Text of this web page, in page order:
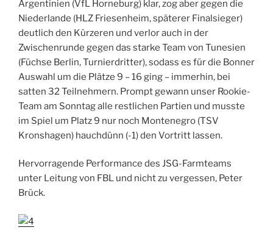
Argentinien (VfL Horneburg) klar, zog aber gegen die
Niederlande (HLZ Friesenheim, späterer Finalsieger)
deutlich den Kürzeren und verlor auch in der
Zwischenrunde gegen das starke Team von Tunesien
(Füchse Berlin, Turnierdritter), sodass es für die Bonner
Auswahl um die Plätze 9 – 16 ging – immerhin, bei
satten 32 Teilnehmern. Prompt gewann unser Rookie-
Team am Sonntag alle restlichen Partien und musste
im Spiel um Platz 9 nur noch Montenegro (TSV
Kronshagen) hauchdünn (-1) den Vortritt lassen.
Hervorragende Performance des JSG-Farmteams
unter Leitung von FBL und nicht zu vergessen, Peter
Brück.